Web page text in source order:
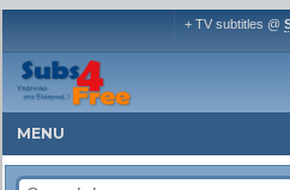
+ TV subtitles @
MENU